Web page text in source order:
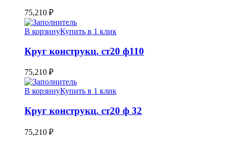
75,210 ₽
В корзинуКупить в 1 клик
Круг конструкц. ст20 ф110
75,210 ₽
В корзинуКупить в 1 клик
Круг конструкц. ст20 ф 32
75,210 ₽